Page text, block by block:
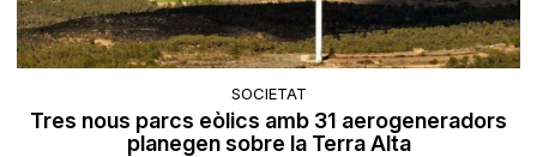
SOCIETAT
Tres nous parcs eòlics amb 31 aerogeneradors
planegen sobre la Terra Alta